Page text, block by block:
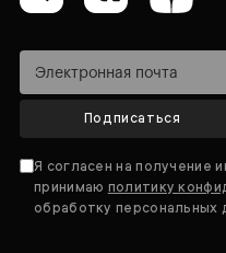
Подписаться
Я согласен на получение
принимаю политику
обработку персональных